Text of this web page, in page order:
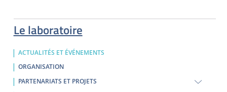
Le laboratoire
ACTUALITÉS ET ÉVÉNEMENTS
ORGANISATION
PARTENARIATS ET PROJETS